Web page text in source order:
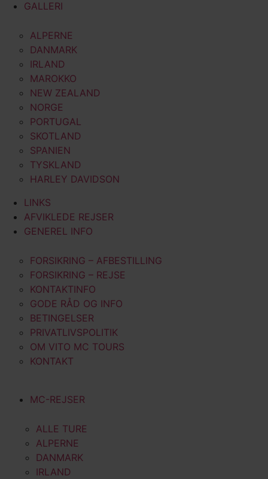
GALLERI
ALPERNE
DANMARK
IRLAND
MAROKKO
NEW ZEALAND
NORGE
PORTUGAL
SKOTLAND
SPANIEN
TYSKLAND
HARLEY DAVIDSON
LINKS
AFVIKLEDE REJSER
GENEREL INFO
FORSIKRING – AFBESTILLING
FORSIKRING – REJSE
KONTAKTINFO
GODE RÅD OG INFO
BETINGELSER
PRIVATLIVSPOLITIK
OM VITO MC TOURS
KONTAKT
MC-REJSER
ALLE TURE
ALPERNE
DANMARK
IRLAND